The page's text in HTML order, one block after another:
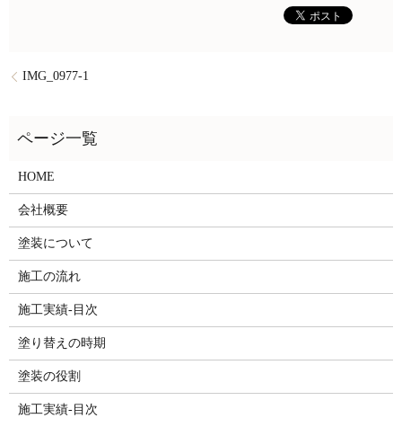
IMG_0977-1
HOME
会社概要
塗装について
施工の流れ
施工実績-目次
塗り替えの時期
塗装の役割
施工実績-目次